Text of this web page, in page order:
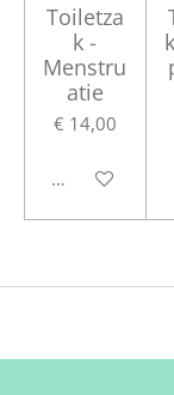
Toiletza
k -
Menstru
atie
€ 14,00
In